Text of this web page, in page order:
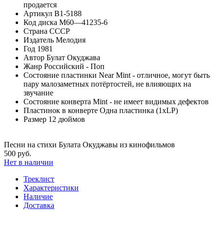
продается
Артикул B1-5188
Код диска М60—41235-6
Страна СССР
Издатель Мелодия
Год 1981
Автор Булат Окуджава
Жанр Российский - Поп
Состояние пластинки Near Mint - отличное, могут быть
пару малозаметных потёртостей, не влияющих на
звучание
Состояние конверта Mint - не имеет видимых дефектов
Пластинок в конверте Одна пластинка (1xLP)
Размер 12 дюймов
Песни на стихи Булата Окуджавы из кинофильмов
500 руб.
Нет в наличии
Треклист
Характеристики
Наличие
Доставка